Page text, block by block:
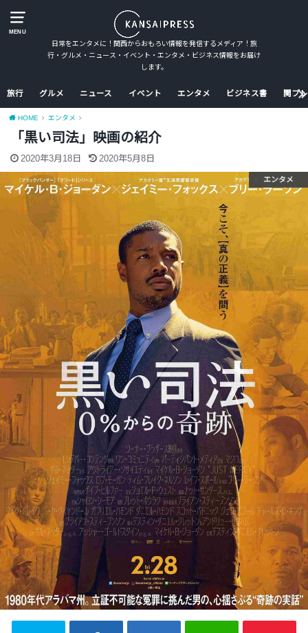
MENU
日常をエンタメに！関西からおもろい情報を発信するメディア！旅
行・グルメ・ニュース・イベント・エンタメ・ビジネス情報をお届け
します。
旅行 グルメ ニュース イベント エンタメ ビジネス書 関プ
HOME エンタメ
「黒い司法」映画の紹介
2020年3月18日 2020年5月8日
エンタメ